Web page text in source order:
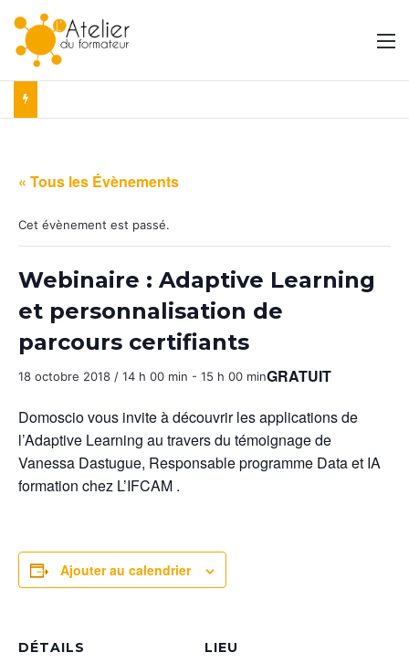
« Tous les Évènements
Cet évènement est passé.
Webinaire : Adaptive Learning
et personnalisation de
parcours certifiants
18 octobre 2018 / 14 h 00 min - 15 h 00 minGRATUIT
Domoscio vous invite à découvrir les applications de
l’Adaptive Learning au travers du témoignage de
Vanessa Dastugue, Responsable programme Data et IA
formation chez L’IFCAM .
Ajouter au calendrier
DÉTAILS LIEU